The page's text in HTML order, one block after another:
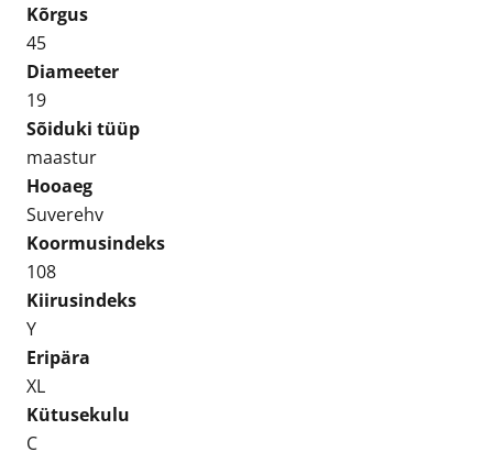
Kõrgus
45
Diameeter
19
Sõiduki tüüp
maastur
Hooaeg
Suverehv
Koormusindeks
108
Kiirusindeks
Y
Eripära
XL
Kütusekulu
C